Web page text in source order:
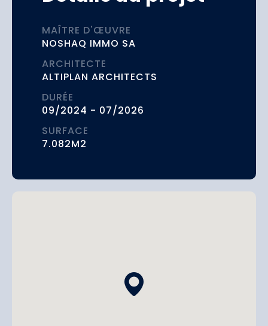
MAÎTRE D'ŒUVRE
NOSHAQ IMMO SA
ARCHITECTE
ALTIPLAN ARCHITECTS
DURÉE
09/2024 - 07/2026
SURFACE
7.082M2